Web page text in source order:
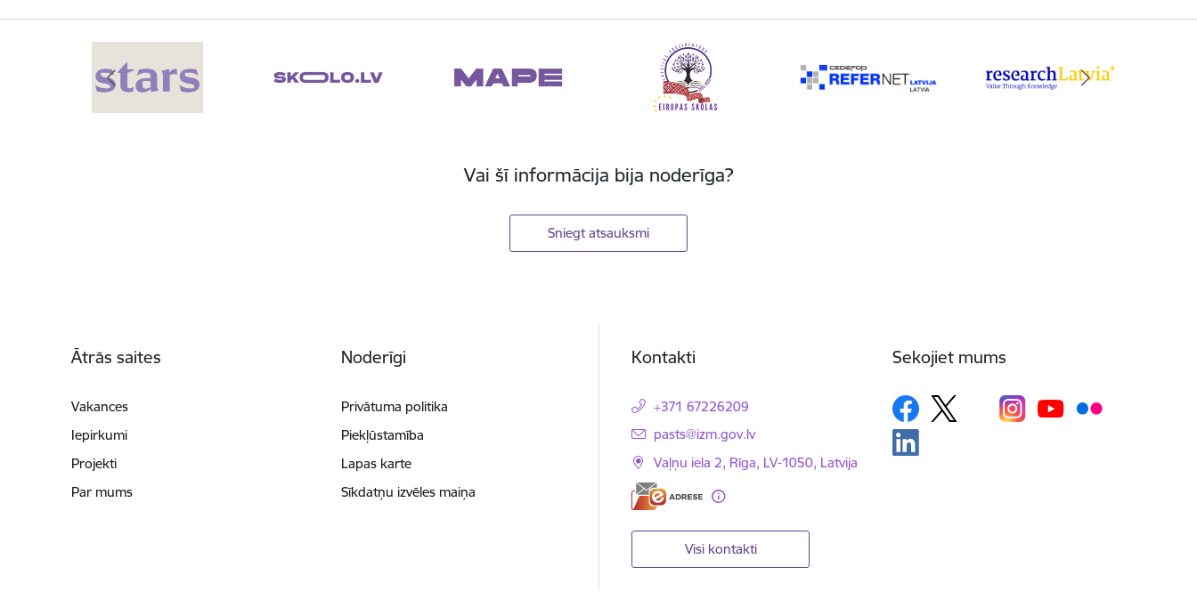
Vai šī informācija bija noderīga?
Sniegt atsauksmi
Ātrās saites
Vakances
Iepirkumi
Projekti
Par mums
Noderīgi
Privātuma politika
Piekļūstamība
Lapas karte
Sīkdatņu izvēles maiņa
Kontakti
+371 67226209
E-pasts:
pasts@izm.gov.lv
Vaļņu iela 2, Rīga, LV-1050, Latvija
Visi kontakti
Sekojiet mums